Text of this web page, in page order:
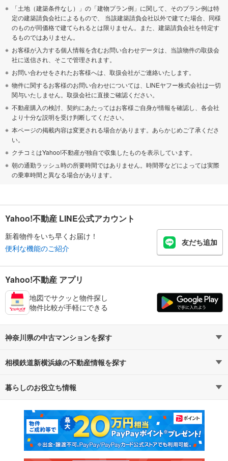
「土地（建築条件なし）」の「建物プラン例」に関して、そのプラン例は特
定の建築請負会社によるもので、 当該建築請負会社以外で建てた場合、同様
のものが同価格で建てられるとは限りません。また、建築請負会社を特定す
るものではありません。
お客様が入力する個人情報を含むお問い合わせデータは、当該物件の取扱会
社に送信され、そこで管理されます。
お問い合わせをされたお客様へは、取扱会社がご連絡いたします。
物件に関するお客様のお問い合わせについては、LINEヤフー株式会社は一切
関与いたしません。取扱会社に直接ご確認ください。
不動産購入の検討、契約にあたってはお客様ご自身が情報を確認し、各会社
より十分な説明を受け判断してください。
本ページの掲載内容は変更される場合があります。あらかじめご了承くださ
い。
クチコミはYahoo!不動産が独自で収集したものを表示しています。
朝の通勤ラッシュ時の所要時間ではありません。時間帯などによっては実際
の乗車時間と異なる場合があります。
Yahoo!不動産 LINE公式アカウント
新着物件をいち早くお届け！
便利な機能のご紹介
友だち追加
Yahoo!不動産 アプリ
地図でサクッと物件探し
物件比較が手軽にできる
神奈川県の中古マンションを探す
路線・駅から探す 地域から探す
通勤・通学時間から探す
相模鉄道新横浜線の不動産情報を探す
不動産・住宅
新築マンション 中古マンション
新築一戸建て 中古一戸建て
暮らしのお役立ち情報
マンションカタログ 教えて！住まいの先生